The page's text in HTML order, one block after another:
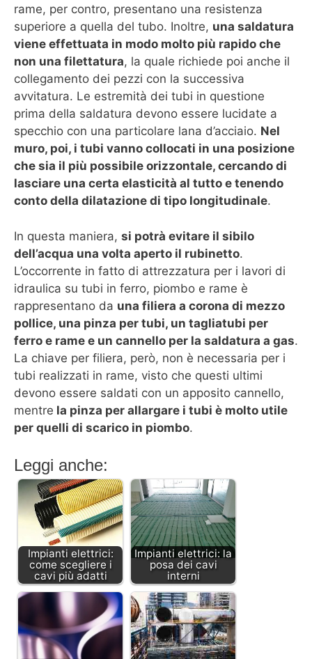
rame, per contro, presentano una resistenza
superiore a quella del tubo. Inoltre, una saldatura
viene effettuata in modo molto più rapido che
non una filettatura, la quale richiede poi anche il
collegamento dei pezzi con la successiva
avvitatura. Le estremità dei tubi in questione
prima della saldatura devono essere lucidate a
specchio con una particolare lana d’acciaio. Nel
muro, poi, i tubi vanno collocati in una posizione
che sia il più possibile orizzontale, cercando di
lasciare una certa elasticità al tutto e tenendo
conto della dilatazione di tipo longitudinale.
In questa maniera, si potrà evitare il sibilo
dell’acqua una volta aperto il rubinetto.
L’occorrente in fatto di attrezzatura per i lavori di
idraulica su tubi in ferro, piombo e rame è
rappresentano da una filiera a corona di mezzo
pollice, una pinza per tubi, un tagliatubi per
ferro e rame e un cannello per la saldatura a gas.
La chiave per filiera, però, non è necessaria per i
tubi realizzati in rame, visto che questi ultimi
devono essere saldati con un apposito cannello,
mentre la pinza per allargare i tubi è molto utile
per quelli di scarico in piombo.
Leggi anche:
Impianti elettrici:
come scegliere i
cavi più adatti
Impianti elettrici: la
posa dei cavi
interni